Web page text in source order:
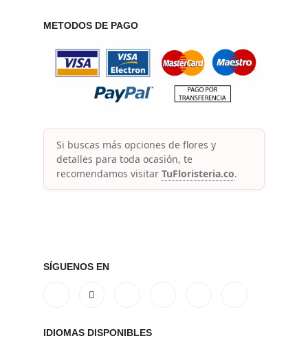
METODOS DE PAGO
Si buscas más opciones de flores y
detalles para toda ocasión, te
recomendamos visitar TuFloristeria.co.
SÍGUENOS EN
IDIOMAS DISPONIBLES